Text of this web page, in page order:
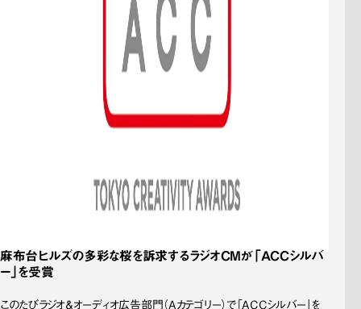
麻布台ヒルズの多彩な桜を訴求するラジオCMが「ACCシルバ
ー」を受賞
このたびラジオ＆オーディオ広告部門（Aカテゴリー）で「ACCシルバー」を